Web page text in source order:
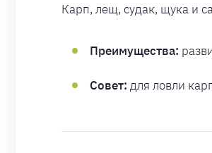
Карп, лещ, судак, щука и
Преимущества:
Совет: для ловли